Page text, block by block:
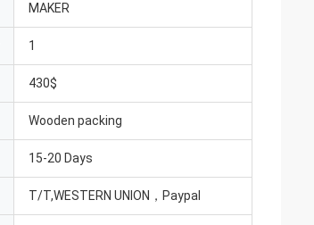
MAKER
1
430$
Wooden packing
15-20 Days
T/T,WESTERN UNION，Paypal